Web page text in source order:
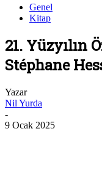
Genel
Kitap
21. Yüzyılın
Stéphane
Yazar
Nil Yurda
-
9 Ocak 2025